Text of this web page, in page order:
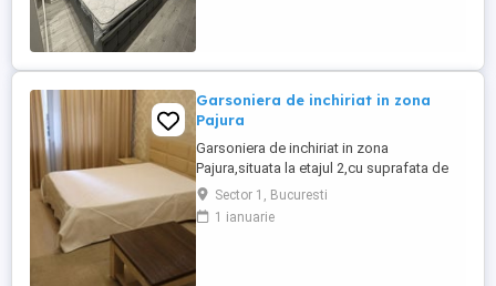
Garsoniera de inchiriat in zona
Pajura
Garsoniera de inchiriat in zona
Pajura,situata la etajul 2,cu suprafata de
37 mp,locuinta linistita si bine
organizata.Aproape de metrou Jiului si
parc. Sunati pentru detalii.
Sector 1, Bucuresti
1 ianuarie